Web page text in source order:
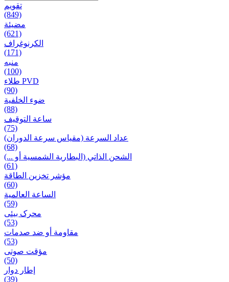
تقويم
(849)
مضيئة
(621)
الكرنوغراف
(171)
منبه
(100)
طلاء PVD
(90)
ضوء الخلفية
(88)
ساعة التوقيف
(75)
عداد السرعة (مقياس سرعة الدوران)
(68)
الشحن الذاتي (البطارية الشمسية أو ...)
(61)
مؤشر تخزين الطاقة
(60)
الساعة العالمية
(59)
محرک بیئی
(53)
مقاومة أو ضد صدمات
(53)
مؤقت صوتی
(50)
إطار دوار
(39)